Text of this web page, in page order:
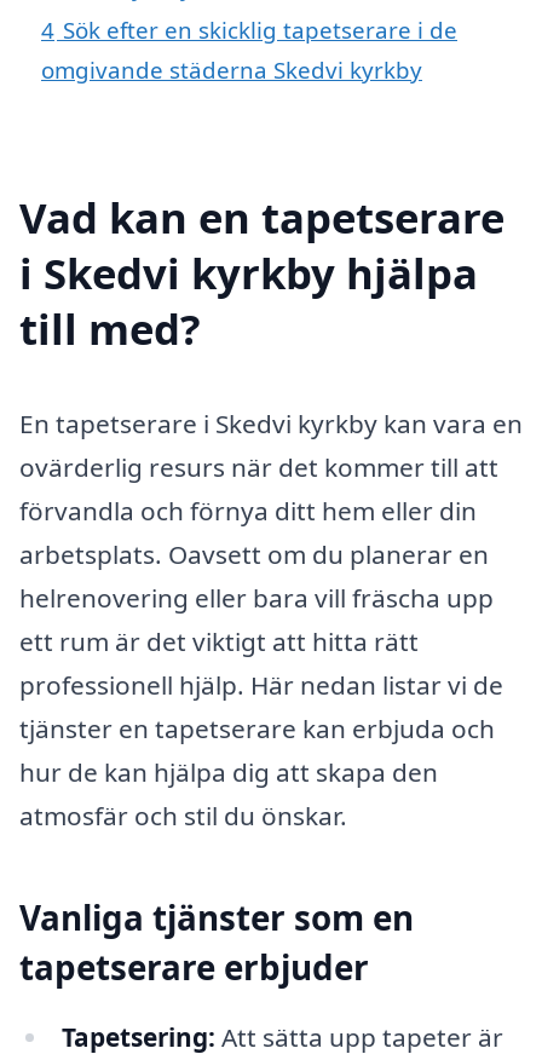
4 Sök efter en skicklig tapetserare i de
omgivande städerna Skedvi kyrkby
Vad kan en tapetserare
i Skedvi kyrkby hjälpa
till med?
En tapetserare i Skedvi kyrkby kan vara en
ovärderlig resurs när det kommer till att
förvandla och förnya ditt hem eller din
arbetsplats. Oavsett om du planerar en
helrenovering eller bara vill fräscha upp
ett rum är det viktigt att hitta rätt
professionell hjälp. Här nedan listar vi de
tjänster en tapetserare kan erbjuda och
hur de kan hjälpa dig att skapa den
atmosfär och stil du önskar.
Vanliga tjänster som en
tapetserare erbjuder
Tapetsering: Att sätta upp tapeter är